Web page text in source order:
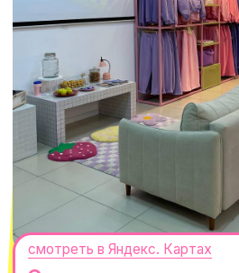
Оплата долями
Size guide
Обмен и возврат
Доставка и оплата
Реквизиты
Наши путешествия
Наши проекты
Новости
Каталог
О КОМПАНИИ
@MACROCOSM_STORE
MACROCOSM
300 000+ подписчиков
14'000+ подписчиков в нашем Telegram-канале